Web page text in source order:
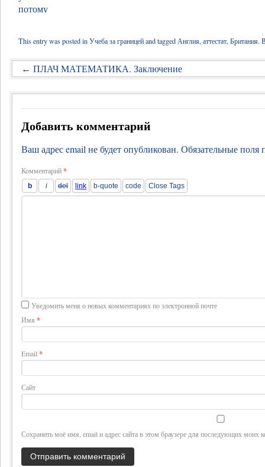
This entry was posted inУчеба за границейand tagged Англия, аттестат, Британия.
← ПЛАЧ МАТЕМАТИКА. Заключение
Добавить комментарий
Ваш адрес email не будет опубликован. Обязательные
Комментарий*
Уведомить меня о новых комментариях по электронной почте
Имя *
Email *
Сайт
Сохранить моё имя, email и адрес сайта в этом браузере для последующих моих